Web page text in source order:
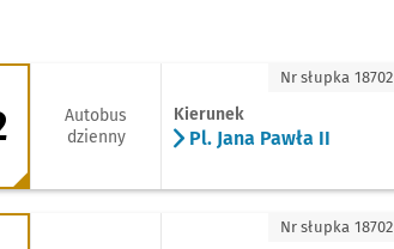
Pl. Jana Pawła II
Autobus
dzienny
Kierunek
Pl. Jana Pawła II
Nr słupka 18702
Zajezdnia Obornicka
Nr słupka 18702